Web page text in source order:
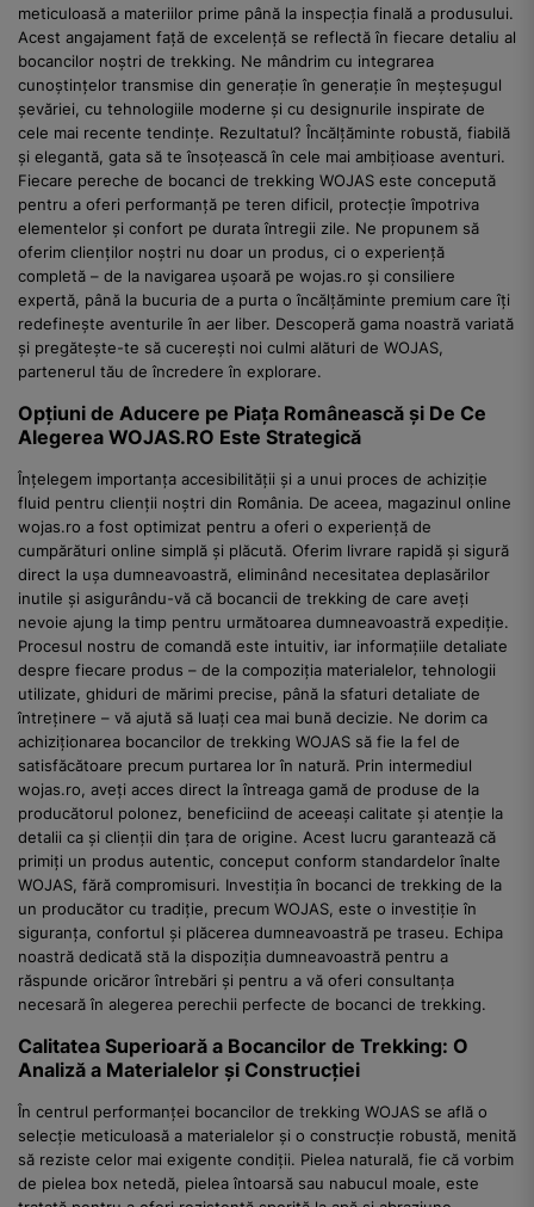
meticuloasă a materiilor prime până la inspecția finală a produsului.
Acest angajament față de excelență se reflectă în fiecare detaliu al
bocancilor noștri de trekking. Ne mândrim cu integrarea
cunoștințelor transmise din generație în generație în meșteșugul
șevăriei, cu tehnologiile moderne și cu designurile inspirate de
cele mai recente tendințe. Rezultatul? Încălțăminte robustă, fiabilă
și elegantă, gata să te însoțească în cele mai ambițioase aventuri.
Fiecare pereche de bocanci de trekking WOJAS este concepută
pentru a oferi performanță pe teren dificil, protecție împotriva
elementelor și confort pe durata întregii zile. Ne propunem să
oferim clienților noștri nu doar un produs, ci o experiență
completă – de la navigarea ușoară pe wojas.ro și consiliere
expertă, până la bucuria de a purta o încălțăminte premium care îți
redefinește aventurile în aer liber. Descoperă gama noastră variată
și pregătește-te să cucerești noi culmi alături de WOJAS,
partenerul tău de încredere în explorare.
Opțiuni de Aducere pe Piața Românească și De Ce
Alegerea WOJAS.RO Este Strategică
Înțelegem importanța accesibilității și a unui proces de achiziție
fluid pentru clienții noștri din România. De aceea, magazinul online
wojas.ro a fost optimizat pentru a oferi o experiență de
cumpărături online simplă și plăcută. Oferim livrare rapidă și sigură
direct la ușa dumneavoastră, eliminând necesitatea deplasărilor
inutile și asigurându-vă că bocancii de trekking de care aveți
nevoie ajung la timp pentru următoarea dumneavoastră expediție.
Procesul nostru de comandă este intuitiv, iar informațiile detaliate
despre fiecare produs – de la compoziția materialelor, tehnologii
utilizate, ghiduri de mărimi precise, până la sfaturi detaliate de
întreținere – vă ajută să luați cea mai bună decizie. Ne dorim ca
achiziționarea bocancilor de trekking WOJAS să fie la fel de
satisfăcătoare precum purtarea lor în natură. Prin intermediul
wojas.ro, aveți acces direct la întreaga gamă de produse de la
producătorul polonez, beneficiind de aceeași calitate și atenție la
detalii ca și clienții din țara de origine. Acest lucru garantează că
primiți un produs autentic, conceput conform standardelor înalte
WOJAS, fără compromisuri. Investiția în bocanci de trekking de la
un producător cu tradiție, precum WOJAS, este o investiție în
siguranța, confortul și plăcerea dumneavoastră pe traseu. Echipa
noastră dedicată stă la dispoziția dumneavoastră pentru a
răspunde oricăror întrebări și pentru a vă oferi consultanța
necesară în alegerea perechii perfecte de bocanci de trekking.
Calitatea Superioară a Bocancilor de Trekking: O
Analiză a Materialelor și Construcției
În centrul performanței bocancilor de trekking WOJAS se află o
selecție meticuloasă a materialelor și o construcție robustă, menită
să reziste celor mai exigente condiții. Pielea naturală, fie că vorbim
de pielea box netedă, pielea întoarsă sau nabucul moale, este